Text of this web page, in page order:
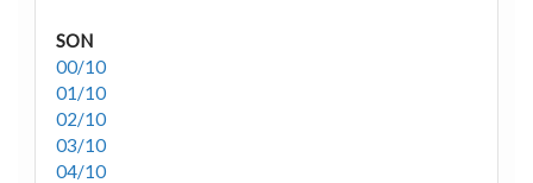
SON
00/10
01/10
02/10
03/10
04/10